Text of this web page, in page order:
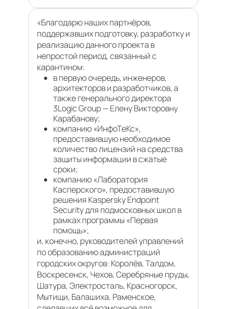
«Благодарю наших партнёров,
поддержавших подготовку, разработку и
реализацию данного проекта в
непростой период, связанный с
карантином:
в первую очередь, инженеров,
архитекторов и разработчиков, а
также генерального директора
3Logic Group — Елену Викторовну
Карабанову;
компанию «ИнфоТеКс»,
предоставившую необходимое
количество лицензий на средства
защиты информации в сжатые
сроки;
компанию «Лаборатория
Касперского», предоставившую
решения Kaspersky Endpoint
Security для подмосковных школ в
рамках программы «Первая
помощь»;
и, конечно, руководителей управлений
по образованию администраций
городских округов: Королёв, Талдом,
Воскресенск, Чехов, Серебряные пруды,
Шатура, Электросталь, Красногорск,
Мытищи, Балашиха, Раменское,